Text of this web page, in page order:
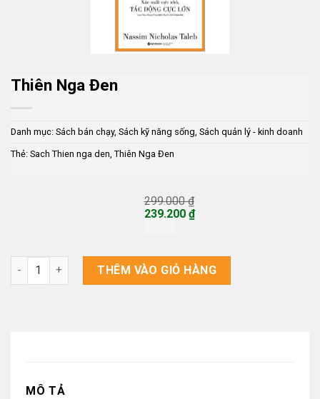
Thiên Nga Đen
Danh mục: Sách bán chạy, Sách kỹ năng sống, Sách quản lý - kinh doanh
Thẻ: Sach Thien nga den, Thiên Nga Đen
299.000₫
Giá
239.200 ₫
là:
239.200 ₫.
Thiên Nga Đen số lượngTHÊM VÀO GIỎ HÀNG
MÔ TẢ